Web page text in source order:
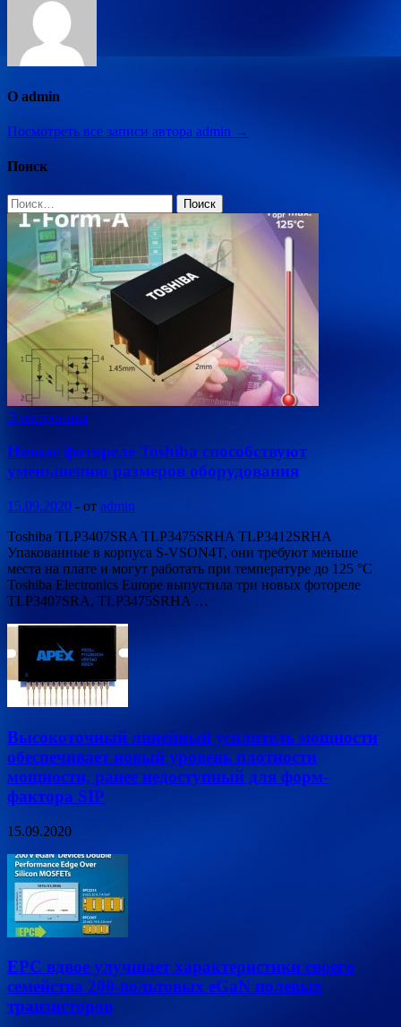
О admin
Посмотреть все записи автора admin →
Поиск
Найти:
Электроника
Новые фотореле Toshiba способствуют
уменьшению размеров оборудования
15.09.2020 - от admin
Toshiba TLP3407SRA TLP3475SRHA TLP3412SRHA
Упакованные в корпуса S-VSON4T, они требуют меньше
места на плате и могут работать при температуре до 125 °C
Toshiba Electronics Europe выпустила три новых фотореле
TLP3407SRA, TLP3475SRHA …
Высокоточный линейный усилитель мощности
обеспечивает новый уровень плотности
мощности, ранее недоступный для форм-
фактора SIP
15.09.2020
EPC вдвое улучшает характеристики своего
семейства 200-вольтовых eGaN полевых
транзисторов